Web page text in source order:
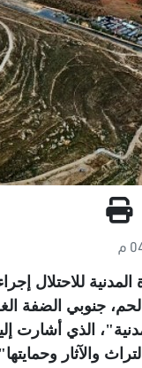
جنوبي الضفة
الذي أشارت
والآثار